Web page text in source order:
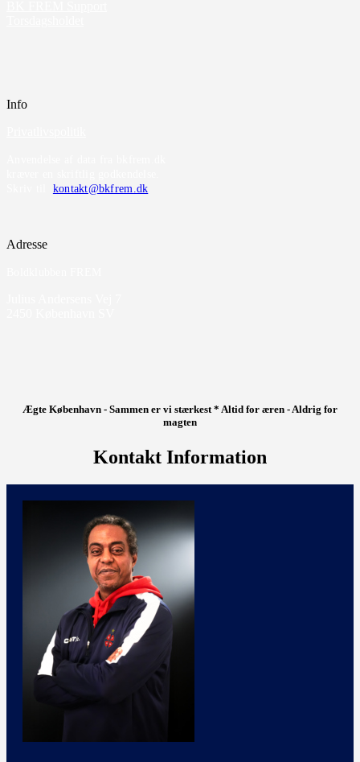
Info
kontakt@bkfrem.dk
Adresse
Ægte København - Sammen er vi stærkest * Altid for æren - Aldrig for
magten
Kontakt Information